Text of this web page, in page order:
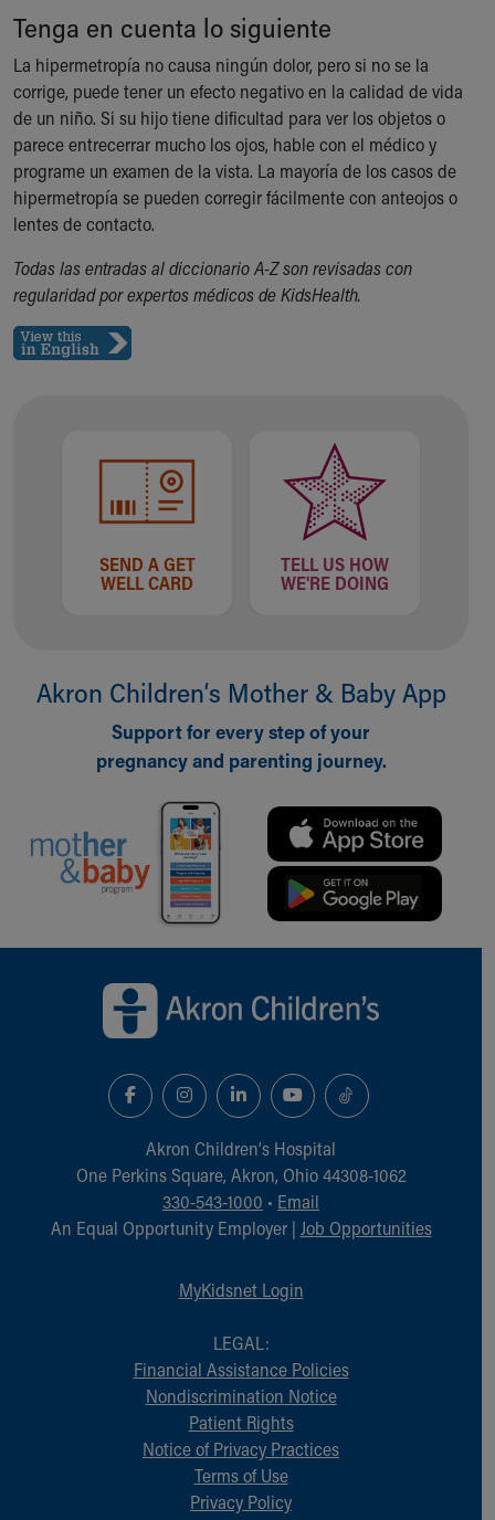
Financial Services
Rest Accommodations
Visiting
Gift Shop
Department of Public Safety
Health Info
Health Information
Healthy Info, Healthy Kids
KidsHealth Topics
Family Library
Educational Resources
Injury Prevention
Tenga en cuenta lo siguiente
La hipermetropía no causa ningún dolor, pero si no se la
corrige, puede tener un efecto negativo en la calidad de vida
de un niño. Si su hijo tiene dificultad para ver los objetos o
parece entrecerrar mucho los ojos, hable con el médico y
programe un examen de la vista. La mayoría de los casos de
hipermetropía se pueden corregir fácilmente con anteojos o
lentes de contacto.
Todas las entradas al diccionario A-Z son revisadas con
regularidad por expertos médicos de KidsHealth.
SEND A GET
WELL CARD
TELL US HOW
WE'RE DOING
Akron Children‘s Mother & Baby App
Support for every step of your
pregnancy and parenting journey.
Akron Children‘s Hospital
One Perkins Square, Akron, Ohio 44308-1062
330-543-1000 • Email
An Equal Opportunity Employer | Job Opportunities
MyKidsnet Login
LEGAL:
Financial Assistance Policies
Nondiscrimination Notice
Patient Rights
Notice of Privacy Practices
Terms of Use
Privacy Policy